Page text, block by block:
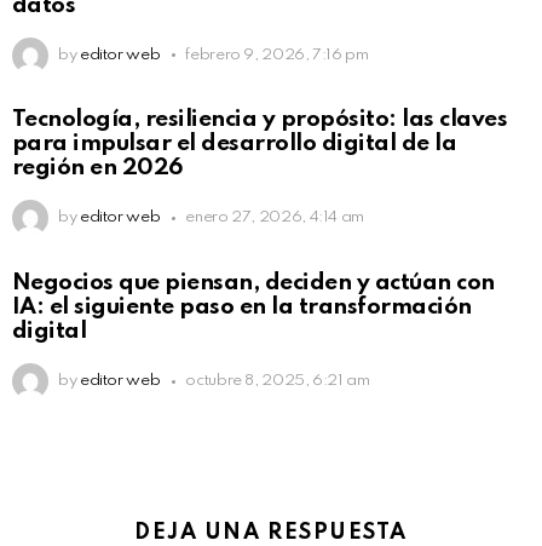
datos
by editor web febrero 9, 2026, 7:16 pm
Not Safe For Work
Click to view this post
Tecnología, resiliencia y propósito: las claves
para impulsar el desarrollo digital de la
región en 2026
by editor web enero 27, 2026, 4:14 am
Click to view this post
Negocios que piensan, deciden y actúan con
IA: el siguiente paso en la transformación
digital
by editor web octubre 8, 2025, 6:21 am
DEJA UNA RESPUESTA